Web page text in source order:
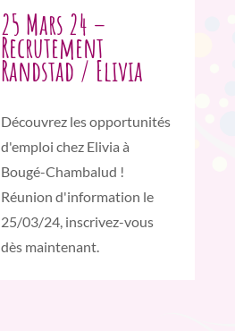
25 Mars 24 –
Recrutement
Randstad / Elivia
Découvrez les opportunités
d'emploi chez Elivia à
Bougé-Chambalud !
Réunion d'information le
25/03/24, inscrivez-vous
dès maintenant.